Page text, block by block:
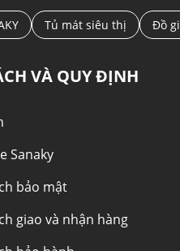
Tủ mát siêu thị Đồ
VÀ QUY ĐỊNH
Sanaky
bảo mật
giao và nhận hàng